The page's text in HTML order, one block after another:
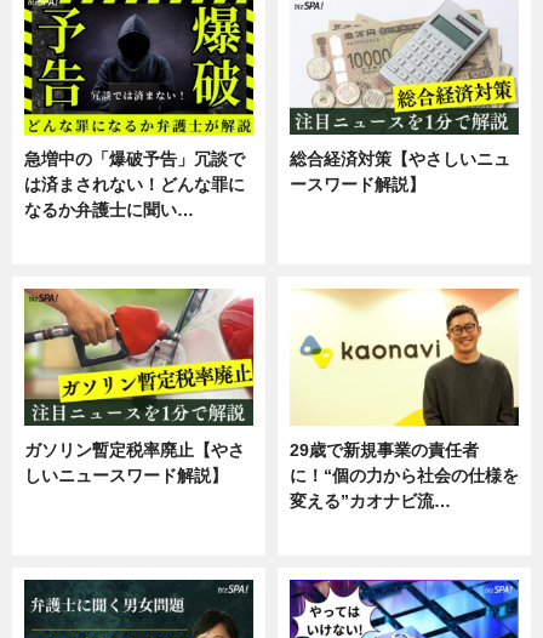
急増中の「爆破予告」冗談で
は済まされない！どんな罪に
なるか弁護士に聞い…
総合経済対策【やさしいニュ
ースワード解説】
ガソリン暫定税率廃止【やさ
しいニュースワード解説】
29歳で新規事業の責任者
に！“個の力から社会の仕様を
変える”カオナビ流…